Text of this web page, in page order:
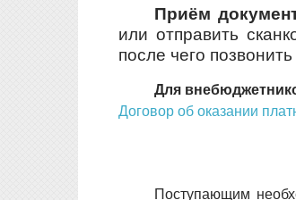
Приём
или отправить
после чего
Для
Договор об оказании
Поступающим